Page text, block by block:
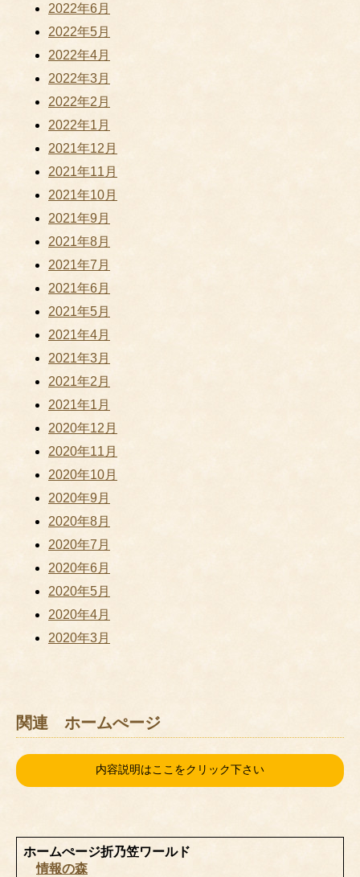
2022年6月
2022年5月
2022年4月
2022年3月
2022年2月
2022年1月
2021年12月
2021年11月
2021年10月
2021年9月
2021年8月
2021年7月
2021年6月
2021年5月
2021年4月
2021年3月
2021年2月
2021年1月
2020年12月
2020年11月
2020年10月
2020年9月
2020年8月
2020年7月
2020年6月
2020年5月
2020年4月
2020年3月
関連 ホームぺージ
内容説明はここをクリック下さい
ホームぺージ折乃笠ワールド
情報の森